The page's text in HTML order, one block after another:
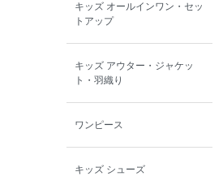
ICE RING
キッズ オールインワン・セッ
トアップ
キッズ アウター・ジャケッ
ト・羽織り
ワンピース
キッズ シューズ